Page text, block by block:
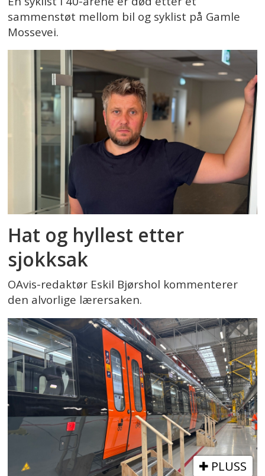
sammenstøt mellom bil og syklist på Gamle
Mossevei.
Hat og hyllest etter
sjokksak
OAvis-redaktør Eskil Bjørshol kommenterer
den alvorlige lærersaken.
PLUSS